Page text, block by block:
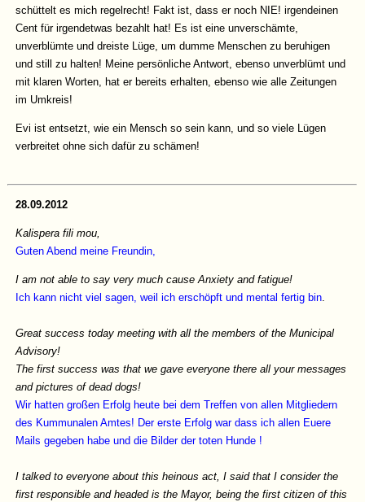
schüttelt es mich regelrecht! Fakt ist, dass er noch NIE! irgendeinen
Cent für irgendetwas bezahlt hat! Es ist eine unverschämte,
unverblümte und dreiste Lüge, um dumme Menschen zu beruhigen
und still zu halten! Meine persönliche Antwort, ebenso unverblümt und
mit klaren Worten, hat er bereits erhalten, ebenso wie alle Zeitungen
im Umkreis!
Evi ist entsetzt, wie ein Mensch so sein kann, und so viele Lügen
verbreitet ohne sich dafür zu schämen!
28.09.2012
Kalispera fili mou,
Guten Abend meine Freundin,
I am not able to say very much cause Anxiety and fatigue!
Ich kann nicht viel sagen, weil ich erschöpft und mental fertig bin.
Great success today meeting with all the members of the Municipal
Advisory!
The first success was that we gave everyone there all your messages
and pictures of dead dogs!
Wir hatten großen Erfolg heute bei dem Treffen von allen Mitgliedern
des Kummunalen Amtes! Der erste Erfolg war dass ich allen Euere
Mails gegeben habe und die Bilder der toten Hunde !
I talked to everyone about this heinous act, I said that I consider the
first responsible and headed is the Mayor, being the first citizen of this